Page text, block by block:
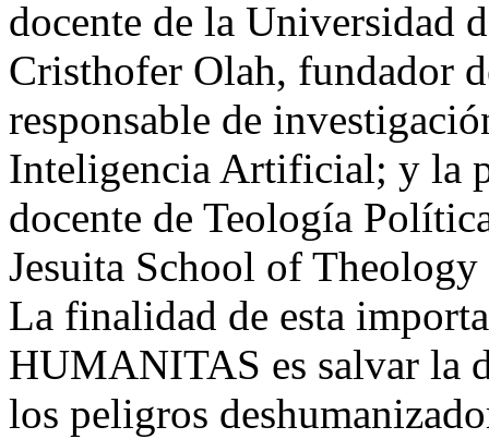
docente de la Universidad
Cristhofer Olah, fundador
responsable de
Inteligencia Artificial; y la
docente de Teología
Jesuita School of
La finalidad de esta
HUMANITAS es salvar la
los peligros